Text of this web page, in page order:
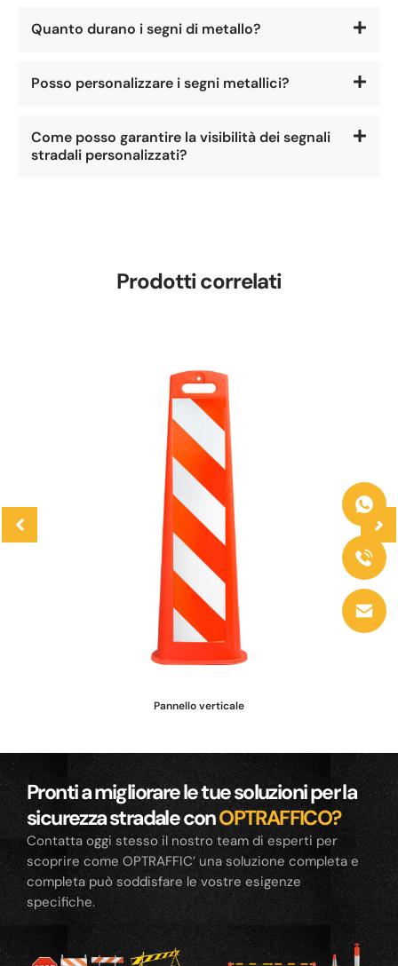
Quanto durano i segni di metallo?
Posso personalizzare i segni metallici?
Come posso garantire la visibilità dei segnali
stradali personalizzati?
Prodotti correlati
Pannello verticale
Pronti a migliorare le tue soluzioni per la
sicurezza stradale conOPTRAFFICO?
Contatta oggi stesso il nostro team di esperti per
scoprire come OPTRAFFIC’ una soluzione completa e
completa può soddisfare le vostre esigenze
specifiche.